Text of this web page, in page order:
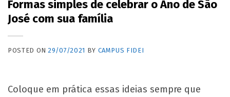
Formas simples de celebrar o Ano de São
José com sua família
POSTED ON29/07/2021 BY CAMPUS FIDEI
Coloque em prática essas ideias sempre que